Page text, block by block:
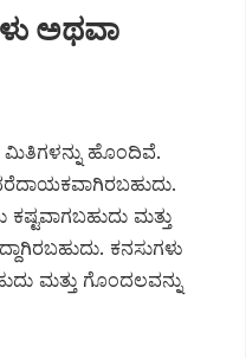
ಅಥವಾ
ಮಿತಿಗಳನ್ನು ಹೊಂದಿವೆ.
ಮತ್ತು
ಕನಸುಗಳು
ಮತ್ತು ಗೊಂದಲವನ್ನು